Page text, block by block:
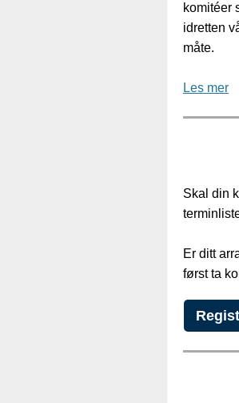
komitéer
idretten
måte.
Les mer
Skal din
Er ditt
først ta